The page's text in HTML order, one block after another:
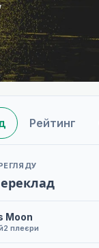
Рейтинг
Moon
2 плеєри